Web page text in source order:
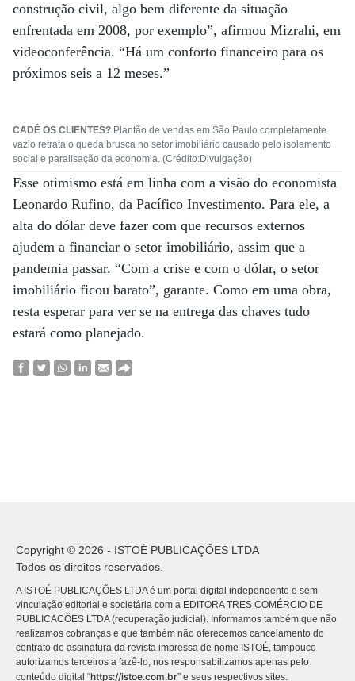
construção civil, algo bem diferente da situação
enfrentada em 2008, por exemplo”, afirmou Mizrahi, em
videoconferência. “Há um conforto financeiro para os
próximos seis a 12 meses.”
CADÊ OS CLIENTES? Plantão de vendas em São Paulo completamente
vazio retrata o queda brusca no setor imobiliário causado pelo isolamento
social e paralisação da economia. (Crédito:Divulgação)
Esse otimismo está em linha com a visão do economista
Leonardo Rufino, da Pacífico Investimento. Para ele, a
alta do dólar deve fazer com que recursos externos
ajudem a financiar o setor imobiliário, assim que a
pandemia passar. “Com a crise e com o dólar, o setor
imobiliário ficou barato”, garante. Como em uma obra,
resta esperar para ver se na entrega das chaves tudo
estará como planejado.
Copyright © 2026 - ISTOÉ PUBLICAÇÕES LTDA
Todos os direitos reservados.
A ISTOÉ PUBLICAÇÕES LTDA é um portal digital independente e sem
vinculação editorial e societária com a EDITORA TRES COMÉRCIO DE
PUBLICACÕES LTDA (recuperação judicial). Informamos também que não
realizamos cobranças e que também não oferecemos cancelamento do
contrato de assinatura da revista impressa de nome ISTOÉ, tampouco
autorizamos terceiros a fazê-lo, nos responsabilizamos apenas pelo
conteúdo digital “https://istoe.com.br” e seus respectivos sites.